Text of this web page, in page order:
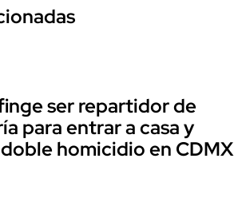
ser repartidor de
para entrar a casa y
homicidio en CDMX